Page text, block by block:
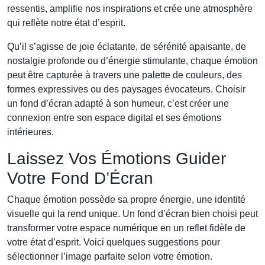
ressentis, amplifie nos inspirations et crée une atmosphère
qui reflète notre état d’esprit.
Qu’il s’agisse de joie éclatante, de sérénité apaisante, de
nostalgie profonde ou d’énergie stimulante, chaque émotion
peut être capturée à travers une palette de couleurs, des
formes expressives ou des paysages évocateurs. Choisir
un fond d’écran adapté à son humeur, c’est créer une
connexion entre son espace digital et ses émotions
intérieures.
Laissez Vos Émotions Guider
Votre Fond D’Écran
Chaque émotion possède sa propre énergie, une identité
visuelle qui la rend unique. Un fond d’écran bien choisi peut
transformer votre espace numérique en un reflet fidèle de
votre état d’esprit. Voici quelques suggestions pour
sélectionner l’image parfaite selon votre émotion.